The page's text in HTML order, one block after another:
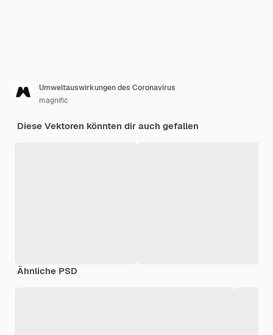
Umweltauswirkungen des Coronavirus
magnific
Diese Vektoren könnten dir auch gefallen
Ähnliche PSD